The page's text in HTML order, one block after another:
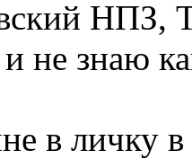
НПЗ,
не знаю
в личку в